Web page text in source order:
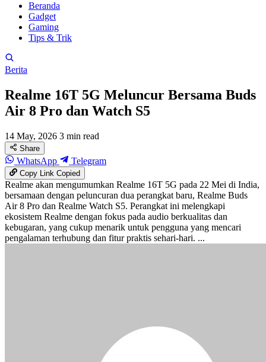
Beranda
Gadget
Gaming
Tips & Trik
Berita
Realme 16T 5G Meluncur Bersama Buds
Air 8 Pro dan Watch S5
14 May, 2026 3 min read
Share
WhatsApp Telegram
Copy LinkCopied
Realme akan mengumumkan Realme 16T 5G pada 22 Mei di India,
bersamaan dengan peluncuran dua perangkat baru, Realme Buds
Air 8 Pro dan Realme Watch S5. Perangkat ini melengkapi
ekosistem Realme dengan fokus pada audio berkualitas dan
kebugaran, yang cukup menarik untuk pengguna yang mencari
pengalaman terhubung dan fitur praktis sehari-hari. ...